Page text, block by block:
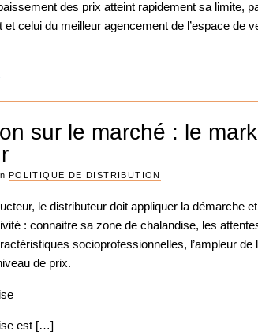
des prix atteint rapidement sa limite,
celui du meilleur agencement de l’espace de
sur le marché : le
POLITIQUE DE DISTRIBUTION
le distributeur doit appliquer la démarche
: connaitre sa zone de chalandise, les
socioprofessionnelles, l’ampleur de
de prix.
est […]